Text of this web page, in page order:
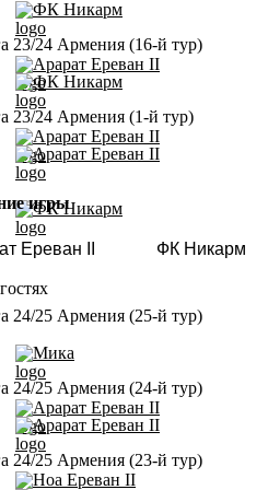
ФК Никарм
Арарат Ереван II
23/24 Армения (16-й тур)
ФК Никарм
Арарат Ереван II
23/24 Армения (1-й тур)
Арарат Ереван II
ФК Никарм
игры
Ереван II ФК Никарм
24/25 Армения (25-й тур)
Мика
Арарат Ереван II
24/25 Армения (24-й тур)
Арарат Ереван II
Ноа Ереван II
24/25 Армения (23-й тур)